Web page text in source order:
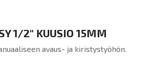
1/2" KUUSIO 15MM
avaus- ja kiristystyöhön.